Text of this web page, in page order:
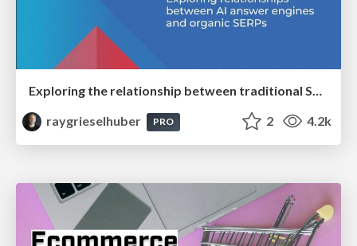
Exploring the relationship between traditional SERPs and Gen AI search
raygrieselhuber
PRO 2 4.2k